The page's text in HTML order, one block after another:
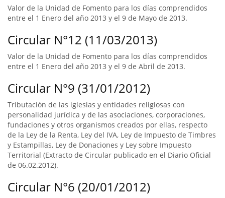
Valor de la Unidad de Fomento para los días comprendidos
entre el 1 Enero del año 2013 y el 9 de Mayo de 2013.
Circular N°12 (11/03/2013)
Valor de la Unidad de Fomento para los días comprendidos
entre el 1 Enero del año 2013 y el 9 de Abril de 2013.
Circular N°9 (31/01/2012)
Tributación de las iglesias y entidades religiosas con
personalidad jurídica y de las asociaciones, corporaciones,
fundaciones y otros organismos creados por ellas, respecto
de la Ley de la Renta, Ley del IVA, Ley de Impuesto de Timbres
y Estampillas, Ley de Donaciones y Ley sobre Impuesto
Territorial (Extracto de Circular publicado en el Diario Oficial
de 06.02.2012).
Circular N°6 (20/01/2012)